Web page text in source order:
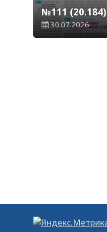
№111 (20.184)
30.07.2026